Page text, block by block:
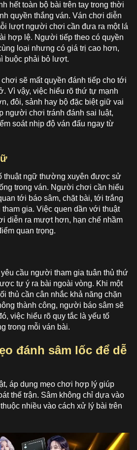
hết toàn bộ bài trên tay trong thời
quyền thắng ván. Ván chơi diễn
lượt người chơi cần đưa ra một lá
hợp lệ. Người tiếp theo có quyền
loại nhưng có giá trị cao hơn,
buộc phải bỏ lượt.
sẽ mất quyền đánh tiếp cho tới
Vì vậy, việc hiểu rõ thứ tự mạnh
đôi, sảnh hay bộ đặc biệt giữ vai
người chơi tránh đánh sai luật,
soát nhịp độ ván đấu ngay từ
thuật ngữ thường xuyên được sử
trong ván. Người chơi cần hiểu
tới báo sâm, chặt bài, tới trắng
gia. Việc quen dần với thuật
diễn ra mượt hơn, hạn chế nhầm
quan trọng.
yêu cầu người tham gia tuân thủ thứ
tự ý ra bài ngoài vòng. Khi một
thủ cần cân nhắc khả năng chặn
thành công, người báo sâm sẽ
việc hiểu rõ quy tắc là yếu tố
trong mỗi ván bài.
đánh sâm lốc để dễ
áp dụng mẹo chơi hợp lý giúp
thế trận. Sâm không chỉ dựa vào
nhiều vào cách xử lý bài trên